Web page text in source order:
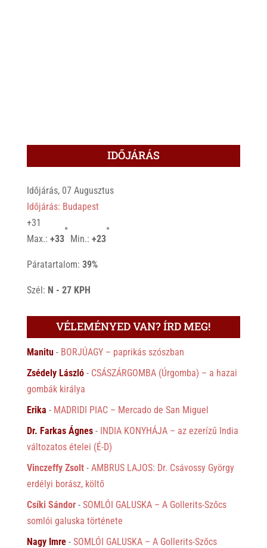
IDŐJÁRÁS
Időjárás, 07 Augusztus
Időjárás: Budapest
+31
Max.: +33
°
Min.: +23
°
Páratartalom: 39%
Szél: N - 27 KPH
VÉLEMÉNYED VAN? ÍRD MEG!
Manitu- BORJÚAGY – paprikás szószban
Zsédely László- CSÁSZÁRGOMBA (Úrgomba) – a hazai
gombák királya
Erika - MADRIDI PIAC – Mercado de San Miguel
Dr. Farkas Ágnes- INDIA KONYHÁJA – az ezerízű India
változatos ételei (É-D)
Vinczeffy Zsolt- AMBRUS LAJOS: Dr. Csávossy György
erdélyi borász, költő
Csíki Sándor- SOMLÓI GALUSKA – A Gollerits-Szőcs
somlói galuska története
Nagy Imre- SOMLÓI GALUSKA – A Gollerits-Szőcs